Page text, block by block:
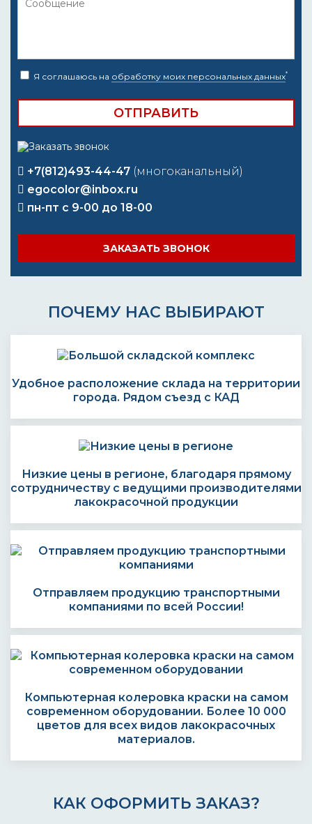
Я соглашаюсь на обработку моих персональных данных*
+7(812)493-44-47 (многоканальный)
egocolor@inbox.ru
пн-пт с 9-00 до 18-00
ЗАКАЗАТЬ ЗВОНОК
ПОЧЕМУ НАС ВЫБИРАЮТ
Удобное расположение склада на территории
города. Рядом съезд с КАД
Низкие цены в регионе, благодаря прямому
сотрудничеству с ведущими производителями
лакокрасочной продукции
Отправляем продукцию транспортными
компаниями по всей России!
Компьютерная колеровка краски на самом
современном оборудовании. Более 10 000
цветов для всех видов лакокрасочных
материалов.
КАК ОФОРМИТЬ ЗАКАЗ?